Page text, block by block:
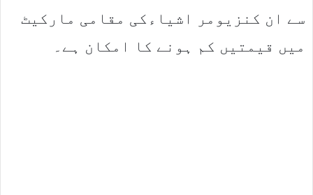
سے ان کنزیومر اشیاءکی مقامی مارکیٹ
میں قیمتیں کم ہونے کا امکان ہے۔